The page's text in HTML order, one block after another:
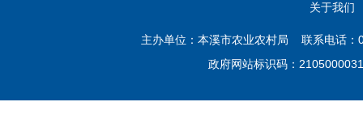
关于我们
主办单位：本溪市农业农村局 联系电话
政府网站标识码：